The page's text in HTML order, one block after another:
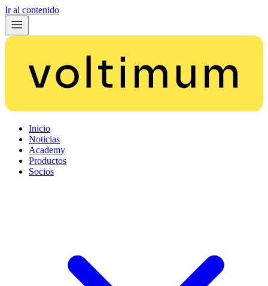
Ir al contenido
Inicio
Noticias
Academy
Productos
Socios